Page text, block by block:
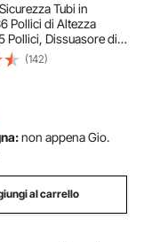
Tubi in
Pollici di Altezza
Pollici, Dissuasore di
Acciaio Giallo, Bulloni
Perfetto per Aree
(142)
non appena Gio.
al carrello